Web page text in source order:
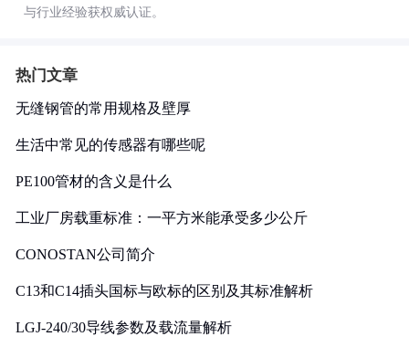
与行业经验获权威认证。
热门文章
无缝钢管的常用规格及壁厚
生活中常见的传感器有哪些呢
PE100管材的含义是什么
工业厂房载重标准：一平方米能承受多少公斤
CONOSTAN公司简介
C13和C14插头国标与欧标的区别及其标准解析
LGJ-240/30导线参数及载流量解析